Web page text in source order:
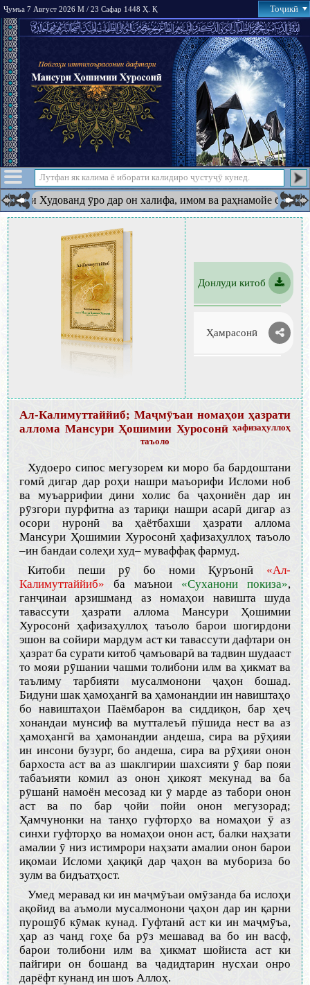
Ҷумъа 7 Август 2026 М / 23 Сафар 1448 Ҳ. Қ Тоҷикӣ
Худованд ӯро дар он халифа, имом ва раҳнамойе ба амри
Донлуди китоб
Ҳамрасонӣ
Ал-Калимуттаййиб; Маҷмӯъаи номаҳои ҳазрати
аллома Мансури Ҳошимии Хуросонӣ ҳафизаҳуллоҳ
таъоло
Худоеро сипос мегузорем ки моро ба бардоштани
гомӣ дигар дар роҳи нашри маъорифи Исломи ноб
ва муъаррифии дини холис ба ҷаҳониён дар ин
рӯзгори пурфитна аз тариқи нашри асарӣ дигар аз
осори нуронӣ ва ҳаётбахши ҳазрати аллома
Мансури Ҳошимии Хуросонӣ ҳафизаҳуллоҳ таъоло
–ин бандаи солеҳи худ– муваффақ фармуд.
Китоби пеши рӯ бо номи Қуръонӣ «Ал-
Калимуттаййиб» ба маънои «Суханони покиза»,
ганҷинаи арзишманд аз номаҳои навишта шуда
тавассути ҳазрати аллома Мансури Ҳошимии
Хуросонӣ ҳафизаҳуллоҳ таъоло барои шогирдони
эшон ва сойири мардум аст ки тавассути дафтари он
ҳазрат ба сурати китоб ҷамъоварӣ ва тадвин шудааст
то мояи рӯшании чашми толибони илм ва ҳикмат ва
таълиму тарбияти мусалмонони ҷаҳон бошад.
Бидуни шак ҳамоҳангӣ ва ҳамонандии ин навиштаҳо
бо навиштаҳои Паёмбарон ва сиддиқон, бар ҳеҷ
хонандаи мунсиф ва мутталеъӣ пӯшида нест ва аз
ҳамоҳангӣ ва ҳамонандии андеша, сира ва рӯҳияи
ин инсони бузург, бо андеша, сира ва рӯҳияи онон
бархоста аст ва аз шаклгирии шахсияти ӯ бар пояи
табаъияти комил аз онон ҳикоят мекунад ва ба
рӯшанӣ намоён месозад ки ӯ марде аз табори онон
аст ва по бар ҷойи пойи онон мегузорад;
Ҳамчунонки на танҳо гуфторҳо ва номаҳои ӯ аз
синхи гуфторҳо ва номаҳои онон аст, балки наҳзати
амалии ӯ низ истимрори наҳзати амалии онон барои
иқомаи Исломи ҳақиқӣ дар ҷаҳон ва мубориза бо
зулм ва бидъатҳост.
Умед меравад ки ин маҷмӯъаи омӯзанда ба ислоҳи
ақойид ва аъмоли мусалмонони ҷаҳон дар ин қарни
пурошӯб кӯмак кунад. Гуфтанӣ аст ки ин маҷмӯъа,
ҳар аз чанд гоҳе ба рӯз мешавад ва бо ин васф,
барои толибони илм ва ҳикмат шойиста аст ки
пайгири он бошанд ва ҷадидтарин нусхаи онро
дарёфт кунанд ин шоъ Аллоҳ.